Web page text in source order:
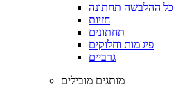
כל ההלבשה תחתונה
חזיות
תחתונים
פיג'מות וחלוקים
גרביים
מותגים מובילים